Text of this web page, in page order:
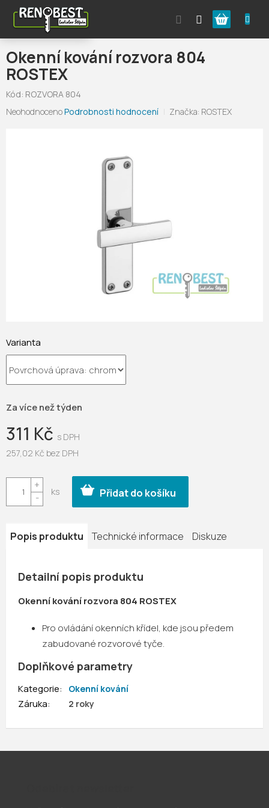
obsah
Nákupní
košík
Okenní kování rozvora 804
ROSTEX
Kód: ROZVORA 804
Průměrné
NeohodnocenoPodrobnosti hodnocení Značka: ROSTEX
311 Kč
257,02 Kč bez DPH
cena:
Za více než týden
Varianta
Přidat do košíku
Popis produktu Technické informace Diskuze
Detailní popis produktu
Okenní kování rozvora 804 ROSTEX
Pro ovládání okenních křídel, kde jsou předem
zabudované rozvorové tyče.
Doplňkové parametry
Kategorie: Okenní kování
Záruka: 2 roky